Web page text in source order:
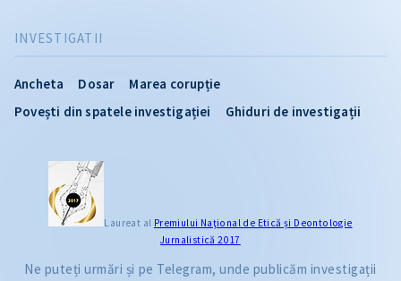
INVESTIGATII
Ancheta Dosar
Marea corupție
Povești din spatele investigației
Ghiduri de investigații
Laureat al Premiului Naţional de Etică și Deontologie
Jurnalistică 2017
Ne puteți urmări și pe Telegram, unde publicăm investigații